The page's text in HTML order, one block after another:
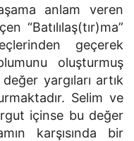
anlam veren
“Batılılaş(tır)ma”
geçerek
oluşturmuş
yargıları artık
Selim ve
içinse bu değer
karşısında bir